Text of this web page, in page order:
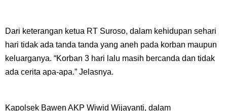
Dari keterangan ketua RT Suroso, dalam kehidupan sehari
hari tidak ada tanda tanda yang aneh pada korban maupun
keluarganya. “Korban 3 hari lalu masih bercanda dan tidak
ada cerita apa-apa.” Jelasnya.
Kapolsek Bawen AKP Wiwid Wijayanti, dalam